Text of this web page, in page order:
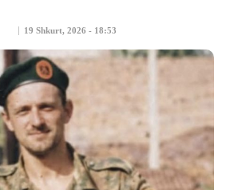
19 Shkurt, 2026 - 18:53